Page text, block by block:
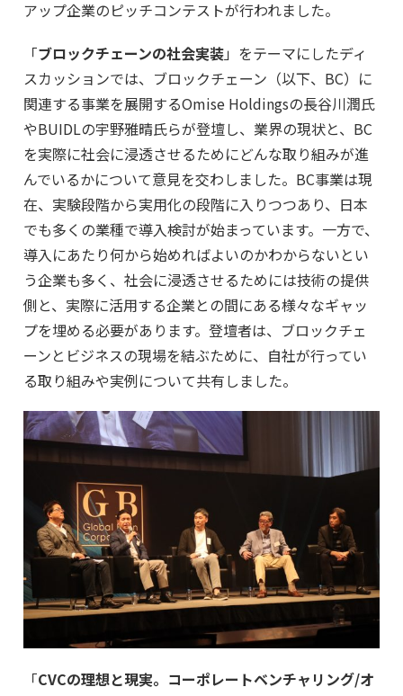
アップ企業のピッチコンテストが行われました。
「ブロックチェーンの社会実装」をテーマにしたディ
スカッションでは、ブロックチェーン（以下、BC）に
関連する事業を展開するOmise Holdingsの長谷川潤氏
やBUIDLの宇野雅晴氏らが登壇し、業界の現状と、BC
を実際に社会に浸透させるためにどんな取り組みが進
んでいるかについて意見を交わしました。BC事業は現
在、実験段階から実用化の段階に入りつつあり、日本
でも多くの業種で導入検討が始まっています。一方で、
導入にあたり何から始めればよいのかわからないとい
う企業も多く、社会に浸透させるためには技術の提供
側と、実際に活用する企業との間にある様々なギャッ
プを埋める必要があります。登壇者は、ブロックチェ
ーンとビジネスの現場を結ぶために、自社が行ってい
る取り組みや実例について共有しました。
「CVCの理想と現実。コーポレートベンチャリング/オ